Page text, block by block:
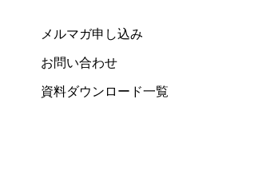
メルマガ申し込み
お問い合わせ
資料ダウンロード一覧